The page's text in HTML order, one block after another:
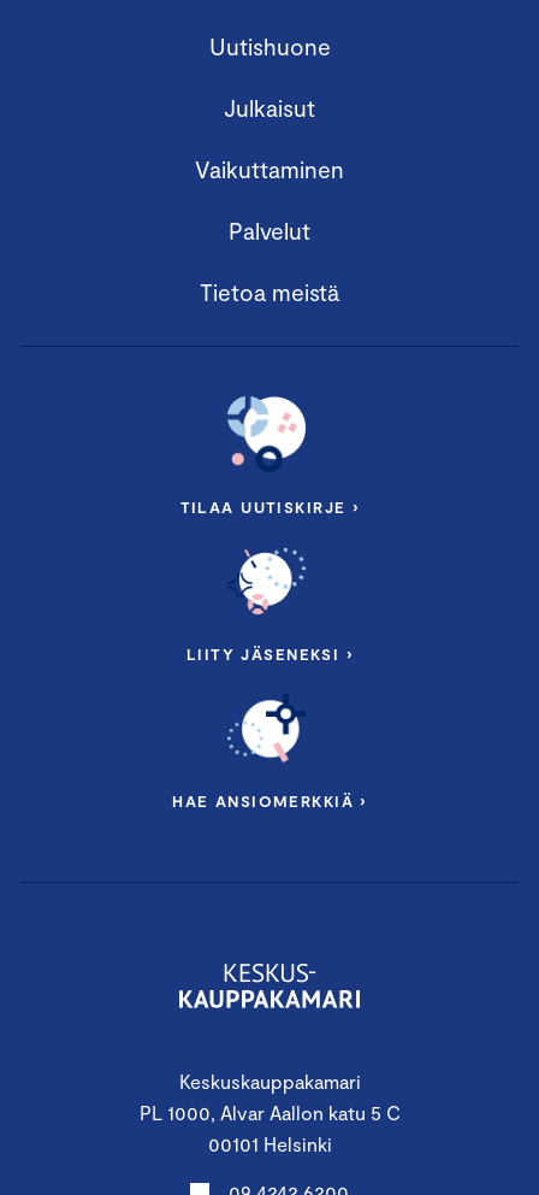
Keskuskauppakamari
PL 1000, Alvar Aallon katu 5 C
00101 Helsinki
Uutishuone
Julkaisut
Vaikuttaminen
Palvelut
Tietoa meistä
TILAA UUTISKIRJE ›
LIITY JÄSENEKSI ›
HAE ANSIOMERKKIÄ ›